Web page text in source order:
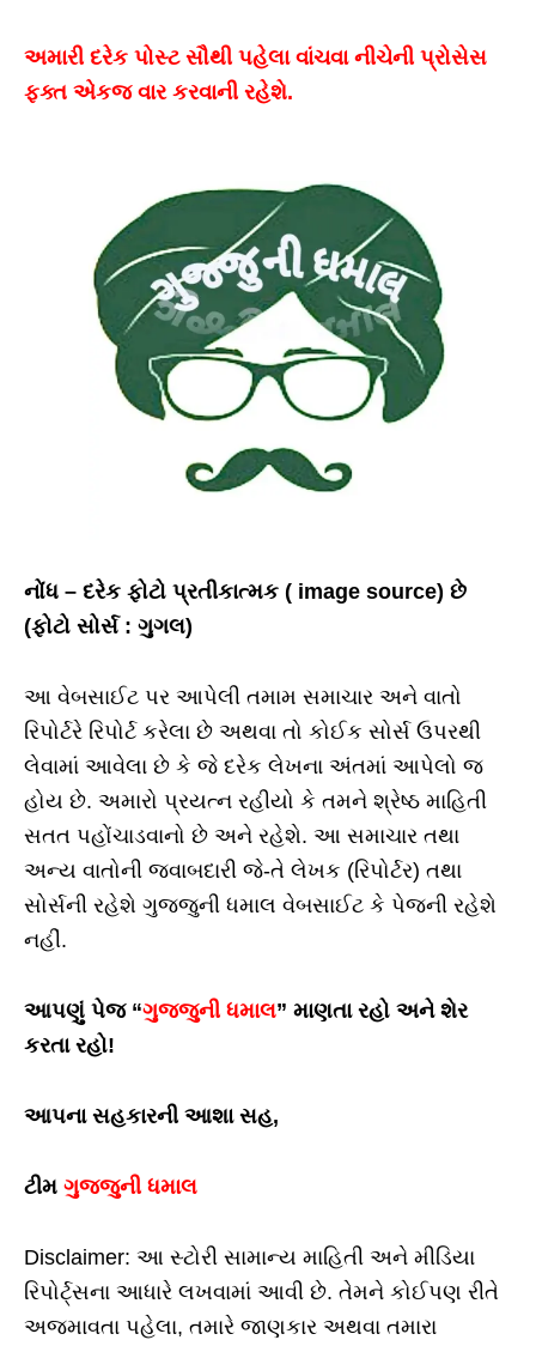
અમારી દરેક પોસ્ટ સૌથી પહેલા વાંચવા નીચેની પ્રોસેસ
ફક્ત એકજ વાર કરવાની રહેશે.
નોંધ – દરેક ફોટો પ્રતીકાત્મક ( image source) છે
(ફોટો સોર્સ : ગુગલ)
આ વેબસાઈટ પર આપેલી તમામ સમાચાર અને વાતો
રિપોર્ટરે રિપોર્ટ કરેલા છે અથવા તો કોઈક સોર્સ ઉપરથી
લેવામાં આવેલા છે કે જે દરેક લેખના અંતમાં આપેલો જ
હોય છે. અમારો પ્રયત્ન રહીયો કે તમને શ્રેષ્ઠ માહિતી
સતત પહોંચાડવાનો છે અને રહેશે. આ સમાચાર તથા
અન્ય વાતોની જવાબદારી જે-તે લેખક (રિપોર્ટર) તથા
સોર્સની રહેશે ગુજ્જુની ધમાલ વેબસાઈટ કે પેજની રહેશે
નહીં.
આપણું પેજ “ગુજ્જુની ધમાલ” માણતા રહો અને શેર
કરતા રહો!
આપના સહકારની આશા સહ,
ટીમ ગુજ્જુની ધમાલ
Disclaimer: આ સ્ટોરી સામાન્ય માહિતી અને મીડિયા
રિપોર્ટ્સના આધારે લખવામાં આવી છે. તેમને કોઈપણ રીતે
અજમાવતા પહેલા, તમારે જાણકાર અથવા તમારા